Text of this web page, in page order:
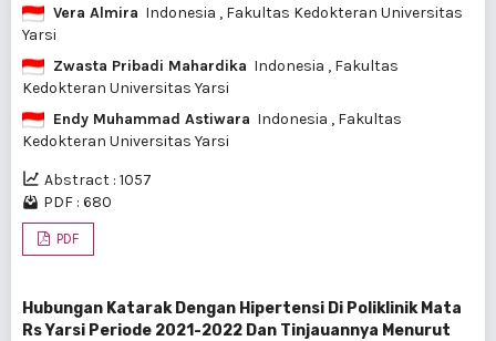
Vera Almira Indonesia , Fakultas Kedokteran Universitas
Yarsi
Zwasta Pribadi Mahardika Indonesia , Fakultas
Kedokteran Universitas Yarsi
Endy Muhammad Astiwara Indonesia , Fakultas
Kedokteran Universitas Yarsi
Abstract : 1057
PDF : 680
PDF
Hubungan Katarak Dengan Hipertensi Di Poliklinik Mata
Rs Yarsi Periode 2021-2022 Dan Tinjauannya Menurut